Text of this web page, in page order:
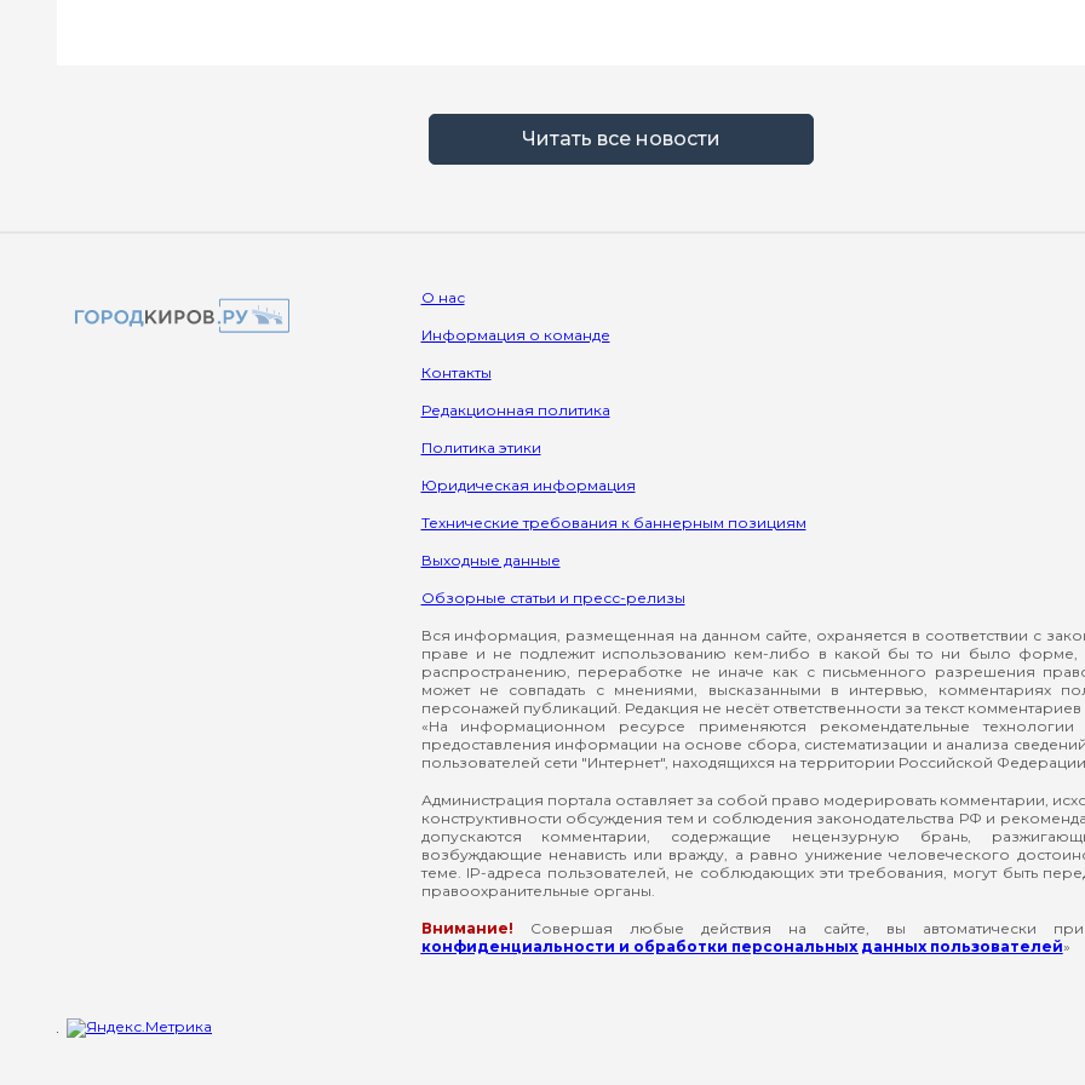
Читать все новости
О нас
Информация о команде
Контакты
Редакционная политика
Политика этики
Юридическая информация
Технические требования к баннерным позициям
Выходные данные
Обзорные статьи и пресс-релизы
Вся информация, размещенная на данном сайте, охраняется в соответствии с
праве и не подлежит использованию кем-либо в какой бы то ни было форме,
распространению, переработке не иначе как с письменного разрешения
может не совпадать с мнениями, высказанными в интервью, комментариях
персонажей публикаций. Редакция не несёт ответственности за текст комментариев
«На информационном ресурсе применяются рекомендательные технологии
предоставления информации на основе сбора, систематизации и анализа
пользователей сети "Интернет", находящихся на территории Российской
Администрация портала оставляет за собой право модерировать комментарии,
конструктивности обсуждения тем и соблюдения законодательства РФ и
допускаются комментарии, содержащие нецензурную брань,
возбуждающие ненависть или вражду, а равно унижение человеческого
теме. IP-адреса пользователей, не соблюдающих эти требования, могут быть
правоохранительные органы.
Внимание! Совершая любые действия на сайте, вы автоматически
конфиденциальности и обработки персональных данных пользователей»